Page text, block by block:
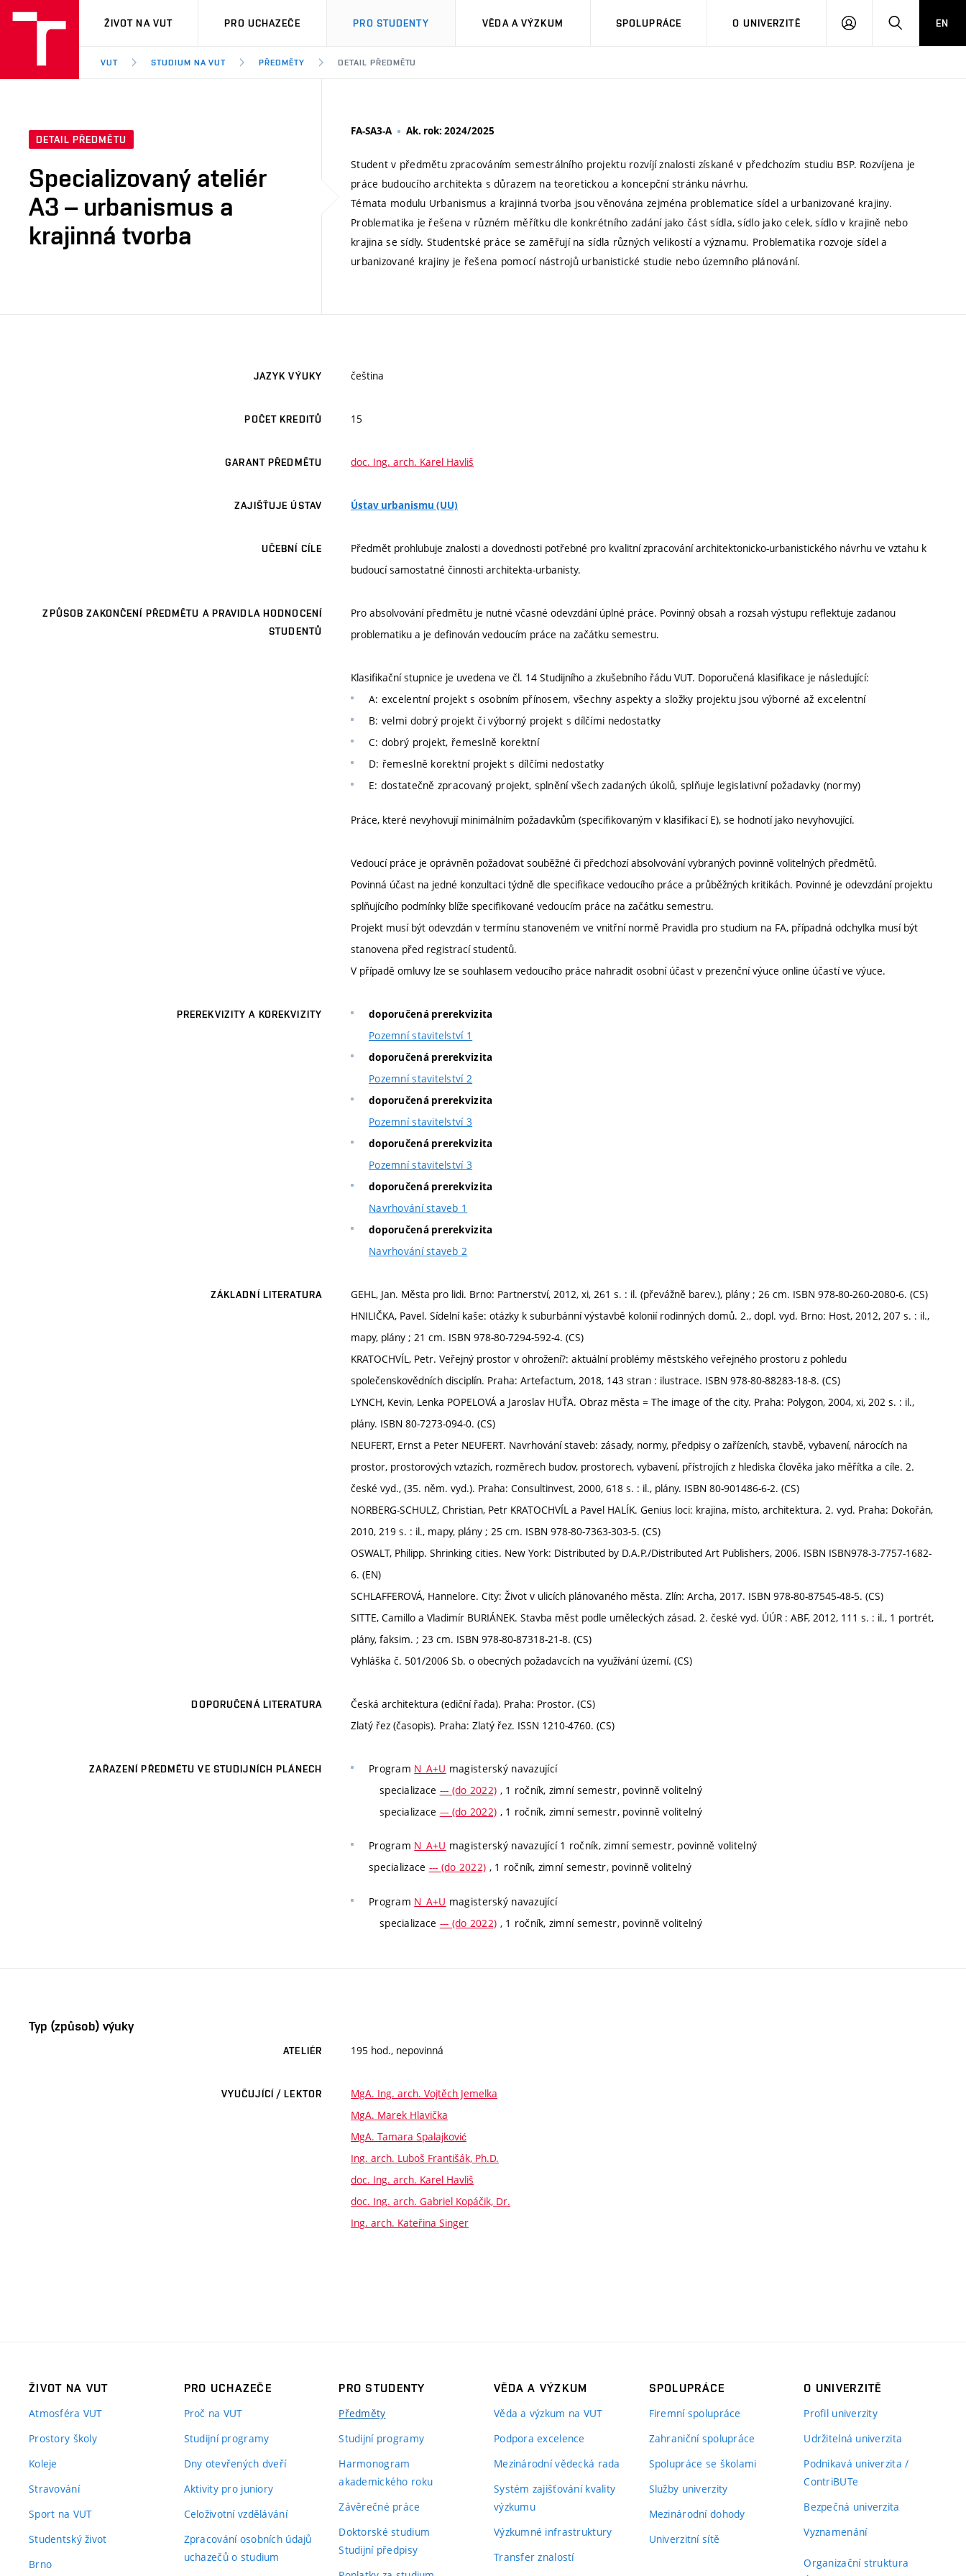
VUT
ŽIVOT NA VUT PRO UCHAZEČE PRO STUDENTY VĚDA A VÝZKUM SPOLUPRÁCE O UNIVERZITĚ
PŘIHLÁSIT HLEDATEN
VUT STUDIUM NA VUT PŘEDMĚTY DETAIL PŘEDMĚTU
DETAIL PŘEDMĚTU
Specializovaný ateliér
A3 – urbanismus a
krajinná tvorba
FA-SA3-A Ak. rok: 2024/2025
Student v předmětu zpracováním semestrálního projektu rozvíjí znalosti získané v předchozím studiu BSP. Rozvíjena je
práce budoucího architekta s důrazem na teoretickou a koncepční stránku návrhu.
Témata modulu Urbanismus a krajinná tvorba jsou věnována zejména problematice sídel a urbanizované krajiny.
Problematika je řešena v různém měřítku dle konkrétního zadání jako část sídla, sídlo jako celek, sídlo v krajině nebo
krajina se sídly. Studentské práce se zaměřují na sídla různých velikostí a významu. Problematika rozvoje sídel a
urbanizované krajiny je řešena pomocí nástrojů urbanistické studie nebo územního plánování.
JAZYK VÝUKY čeština
POČET KREDITŮ 15
GARANT PŘEDMĚTU doc. Ing. arch. Karel Havliš
ZAJIŠŤUJE ÚSTAV Ústav urbanismu (UU)
UČEBNÍ CÍLE
Předmět prohlubuje znalosti a dovednosti potřebné pro kvalitní zpracování architektonicko-urbanistického návrhu ve vztahu k
budoucí samostatné činnosti architekta-urbanisty.
ZPŮSOB ZAKONČENÍ PŘEDMĚTU A PRAVIDLA HODNOCENÍ
STUDENTŮ
Pro absolvování předmětu je nutné včasné odevzdání úplné práce. Povinný obsah a rozsah výstupu reflektuje zadanou
problematiku a je definován vedoucím práce na začátku semestru.
Klasifikační stupnice je uvedena ve čl. 14 Studijního a zkušebního řádu VUT. Doporučená klasifikace je následující:
A: excelentní projekt s osobním přínosem, všechny aspekty a složky projektu jsou výborné až excelentní
B: velmi dobrý projekt či výborný projekt s dílčími nedostatky
C: dobrý projekt, řemeslně korektní
D: řemeslně korektní projekt s dílčími nedostatky
E: dostatečně zpracovaný projekt, splnění všech zadaných úkolů, splňuje legislativní požadavky (normy)
Práce, které nevyhovují minimálním požadavkům (specifikovaným v klasifikací E), se hodnotí jako nevyhovující.
Vedoucí práce je oprávněn požadovat souběžné či předchozí absolvování vybraných povinně volitelných předmětů.
Povinná účast na jedné konzultaci týdně dle specifikace vedoucího práce a průběžných kritikách. Povinné je odevzdání projektu
splňujícího podmínky blíže specifikované vedoucím práce na začátku semestru.
Projekt musí být odevzdán v termínu stanoveném ve vnitřní normě Pravidla pro studium na FA, případná odchylka musí být
stanovena před registrací studentů.
V případě omluvy lze se souhlasem vedoucího práce nahradit osobní účast v prezenční výuce online účastí ve výuce.
PREREKVIZITY A KOREKVIZITY doporučená prerekvizita
Pozemní stavitelství 1
doporučená prerekvizita
Pozemní stavitelství 2
doporučená prerekvizita
Pozemní stavitelství 3
doporučená prerekvizita
Pozemní stavitelství 3
doporučená prerekvizita
Navrhování staveb 1
doporučená prerekvizita
Navrhování staveb 2
ZÁKLADNÍ LITERATURA
GEHL, Jan. Města pro lidi. Brno: Partnerství, 2012, xi, 261 s. : il. (převážně barev.), plány ; 26 cm. ISBN 978-80-260-2080-6. (CS)
HNILIČKA, Pavel. Sídelní kaše: otázky k suburbánní výstavbě kolonií rodinných domů. 2., dopl. vyd. Brno: Host, 2012, 207 s. : il.,
mapy, plány ; 21 cm. ISBN 978-80-7294-592-4. (CS)
KRATOCHVÍL, Petr. Veřejný prostor v ohrožení?: aktuální problémy městského veřejného prostoru z pohledu
společenskovědních disciplín. Praha: Artefactum, 2018, 143 stran : ilustrace. ISBN 978-80-88283-18-8. (CS)
LYNCH, Kevin, Lenka POPELOVÁ a Jaroslav HUŤA. Obraz města = The image of the city. Praha: Polygon, 2004, xi, 202 s. : il.,
plány. ISBN 80-7273-094-0. (CS)
NEUFERT, Ernst a Peter NEUFERT. Navrhování staveb: zásady, normy, předpisy o zařízeních, stavbě, vybavení, nárocích na
prostor, prostorových vztazích, rozměrech budov, prostorech, vybavení, přístrojích z hlediska člověka jako měřítka a cíle. 2.
české vyd., (35. něm. vyd.). Praha: Consultinvest, 2000, 618 s. : il., plány. ISBN 80-901486-6-2. (CS)
NORBERG-SCHULZ, Christian, Petr KRATOCHVÍL a Pavel HALÍK. Genius loci: krajina, místo, architektura. 2. vyd. Praha: Dokořán,
2010, 219 s. : il., mapy, plány ; 25 cm. ISBN 978-80-7363-303-5. (CS)
OSWALT, Philipp. Shrinking cities. New York: Distributed by D.A.P./Distributed Art Publishers, 2006. ISBN ISBN978-3-7757-1682-
6. (EN)
SCHLAFFEROVÁ, Hannelore. City: Život v ulicích plánovaného města. Zlín: Archa, 2017. ISBN 978-80-87545-48-5. (CS)
SITTE, Camillo a Vladimír BURIÁNEK. Stavba měst podle uměleckých zásad. 2. české vyd. ÚÚR : ABF, 2012, 111 s. : il., 1 portrét,
plány, faksim. ; 23 cm. ISBN 978-80-87318-21-8. (CS)
Vyhláška č. 501/2006 Sb. o obecných požadavcích na využívání území. (CS)
DOPORUČENÁ LITERATURA
Česká architektura (ediční řada). Praha: Prostor. (CS)
Zlatý řez (časopis). Praha: Zlatý řez. ISSN 1210-4760. (CS)
ZAŘAZENÍ PŘEDMĚTU VE STUDIJNÍCH PLÁNECH Program N_A+U magisterský navazující
specializace --- (do 2022) , 1 ročník, zimní semestr, povinně volitelný
specializace --- (do 2022) , 1 ročník, zimní semestr, povinně volitelný
Program N_A+U magisterský navazující 1 ročník, zimní semestr, povinně volitelný
specializace --- (do 2022) , 1 ročník, zimní semestr, povinně volitelný
Program N_A+U magisterský navazující
specializace --- (do 2022) , 1 ročník, zimní semestr, povinně volitelný
Typ (způsob) výuky
ATELIÉR 195 hod., nepovinná
VYUČUJÍCÍ / LEKTOR
MgA. Ing. arch. Vojtěch Jemelka
MgA. Marek Hlavička
MgA. Tamara Spalajković
Ing. arch. Luboš Františák, Ph.D.
doc. Ing. arch. Karel Havliš
doc. Ing. arch. Gabriel Kopáčik, Dr.
Ing. arch. Kateřina Singer
ŽIVOT NA VUT
Atmosféra VUT
Prostory školy
Koleje
Stravování
Sport na VUT
Studentský život
Brno
PRO UCHAZEČE
Proč na VUT
Studijní programy
Dny otevřených dveří
Aktivity pro juniory
Celoživotní vzdělávání
Zpracování osobních údajů
uchazečů o studium
PRO STUDENTY
Předměty
Studijní programy
Harmonogram
akademického roku
Závěrečné práce
Doktorské studium
Studijní předpisy
VĚDA A VÝZKUM
Věda a výzkum na VUT
Podpora excelence
Mezinárodní vědecká rada
Systém zajišťování kvality
výzkumu
Výzkumné infrastruktury
Transfer znalostí
SPOLUPRÁCE
Firemní spolupráce
Zahraniční spolupráce
Spolupráce se školami
Služby univerzity
Mezinárodní dohody
Univerzitní sítě
O UNIVERZITĚ
Profil univerzity
Udržitelná univerzita
Podnikavá univerzita /
ContriBUTe
Bezpečná univerzita
Vyznamenání
Organizační struktura